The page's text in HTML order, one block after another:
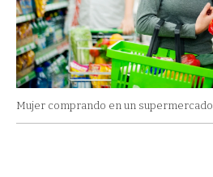
Mujer comprando en un supermercado.